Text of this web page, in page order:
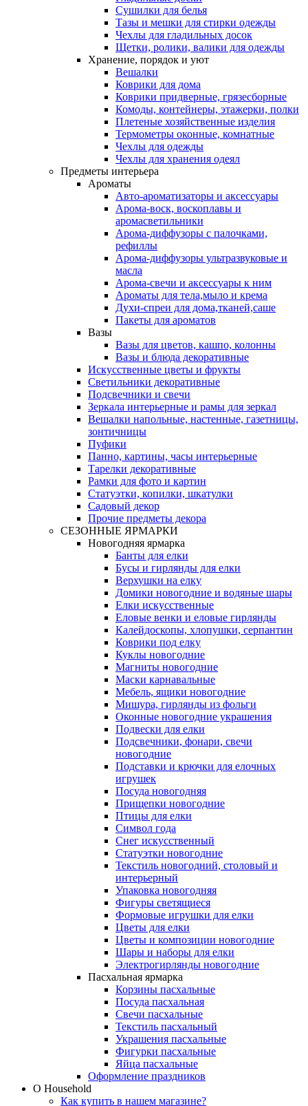
Сушилки для белья
Тазы и мешки для стирки одежды
Чехлы для гладильных досок
Щетки, ролики, валики для одежды
Хранение, порядок и уют
Вешалки
Коврики для дома
Коврики придверные, грязесборные
Комоды, контейнеры, этажерки, полки
Плетеные хозяйственные изделия
Термометры оконные, комнатные
Чехлы для одежды
Чехлы для хранения одеял
Предметы интерьера
Ароматы
Авто-ароматизаторы и аксессуары
Арома-воск, воскоплавы и
аромасветильники
Арома-диффузоры с палочками,
рефиллы
Арома-диффузоры ультразвуковые и
масла
Арома-свечи и аксессуары к ним
Ароматы для тела,мыло и крема
Духи-спреи для дома,тканей,саше
Пакеты для ароматов
Вазы
Вазы для цветов, кашпо, колонны
Вазы и блюда декоративные
Искусственные цветы и фрукты
Светильники декоративные
Подсвечники и свечи
Зеркала интерьерные и рамы для зеркал
Вешалки напольные, настенные, газетницы,
зонтичницы
Пуфики
Панно, картины, часы интерьерные
Тарелки декоративные
Рамки для фото и картин
Статуэтки, копилки, шкатулки
Садовый декор
Прочие предметы декора
СЕЗОННЫЕ ЯРМАРКИ
Новогодняя ярмарка
Банты для елки
Бусы и гирлянды для елки
Верхушки на елку
Домики новогодние и водяные шары
Елки искусственные
Еловые венки и еловые гирлянды
Калейдоскопы, хлопушки, серпантин
Коврики под елку
Куклы новогодние
Магниты новогодние
Маски карнавальные
Мебель, ящики новогодние
Мишура, гирлянды из фольги
Оконные новогодние украшения
Подвески для елки
Подсвечники, фонари, свечи
новогодние
Подставки и крючки для елочных
игрушек
Посуда новогодняя
Прищепки новогодние
Птицы для елки
Символ года
Снег искусственный
Статуэтки новогодние
Текстиль новогодний, столовый и
интерьерный
Упаковка новогодняя
Фигуры светящиеся
Формовые игрушки для елки
Цветы для елки
Цветы и композиции новогодние
Шары и наборы для елки
Электрогирлянды новогодние
Пасхальная ярмарка
Корзины пасхальные
Посуда пасхальная
Свечи пасхальные
Текстиль пасхальный
Украшения пасхальные
Фигурки пасхальные
Яйца пасхальные
Оформление праздников
О Household
Как купить в нашем магазине?